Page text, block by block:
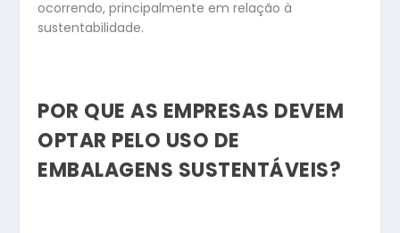
ocorrendo, principalmente em relação à
sustentabilidade.
POR QUE AS EMPRESAS DEVEM
OPTAR PELO USO DE
EMBALAGENS SUSTENTÁVEIS?